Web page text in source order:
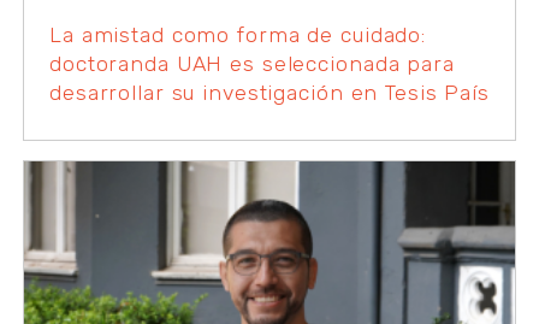
La amistad como forma de cuidado:
doctoranda UAH es seleccionada para
desarrollar su investigación en Tesis País